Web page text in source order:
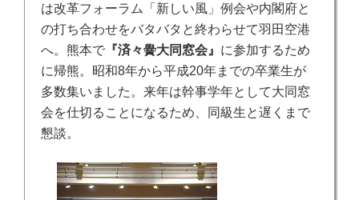
は改革フォーラム「新しい風」例会や内閣府と
の打ち合わせをバタバタと終わらせて羽田空港
へ。熊本で 『済々黌大同窓会』 に参加するため
に帰熊。昭和8年から平成20年までの卒業生が
多数集いました。来年は幹事学年として大同窓
会を仕切ることになるため、同級生と遅くまで
懇談。